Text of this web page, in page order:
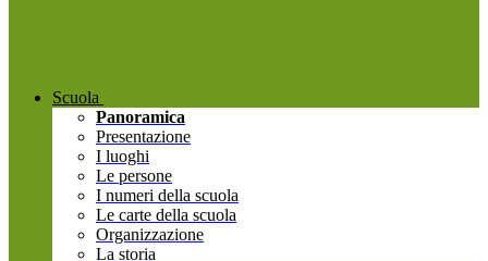
Scuola
Panoramica
Presentazione
I luoghi
Le persone
I numeri della scuola
Le carte della scuola
Organizzazione
La storia